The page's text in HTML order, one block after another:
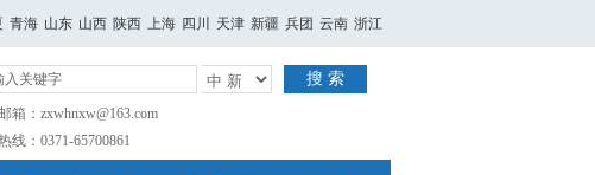
青海 山东 山西 陕西 上海 四川 天津 新疆 兵团 云南 浙江
搜 索
箱：zxwhnxw@163.com
线：0371-65700861